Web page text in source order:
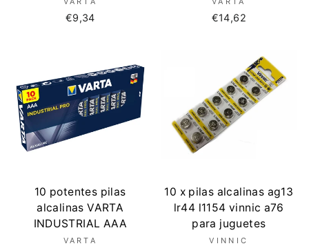
€9,34 €14,62
10 potentes pilas
alcalinas VARTA
INDUSTRIAL AAA
VARTA
10 x pilas alcalinas ag13
lr44 l1154 vinnic a76
para juguetes
VINNIC